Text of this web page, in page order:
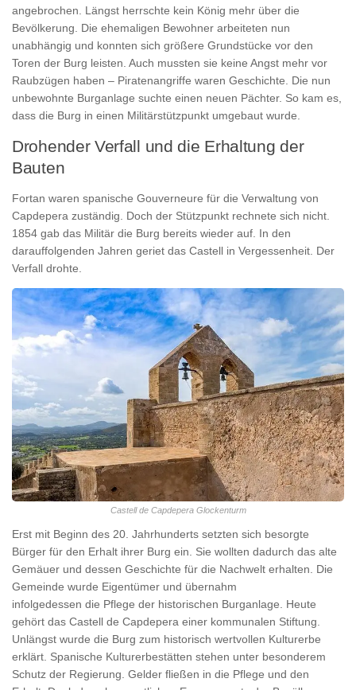
angebrochen. Längst herrschte kein König mehr über die
Bevölkerung. Die ehemaligen Bewohner arbeiteten nun
unabhängig und konnten sich größere Grundstücke vor den
Toren der Burg leisten. Auch mussten sie keine Angst mehr vor
Raubzügen haben – Piratenangriffe waren Geschichte. Die nun
unbewohnte Burganlage suchte einen neuen Pächter. So kam es,
dass die Burg in einen Militärstützpunkt umgebaut wurde.
Drohender Verfall und die Erhaltung der
Bauten
Fortan waren spanische Gouverneure für die Verwaltung von
Capdepera zuständig. Doch der Stützpunkt rechnete sich nicht.
1854 gab das Militär die Burg bereits wieder auf. In den
darauffolgenden Jahren geriet das Castell in Vergessenheit. Der
Verfall drohte.
Castell de Capdepera Glockenturm
Erst mit Beginn des 20. Jahrhunderts setzten sich besorgte
Bürger für den Erhalt ihrer Burg ein. Sie wollten dadurch das alte
Gemäuer und dessen Geschichte für die Nachwelt erhalten. Die
Gemeinde wurde Eigentümer und übernahm
infolgedessen die Pflege der historischen Burganlage. Heute
gehört das Castell de Capdepera einer kommunalen Stiftung.
Unlängst wurde die Burg zum historisch wertvollen Kulturerbe
erklärt. Spanische Kulturerbestätten stehen unter besonderem
Schutz der Regierung. Gelder fließen in die Pflege und den